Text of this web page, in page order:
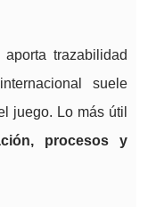
trazabilidad
suele
juego. Lo más útil
procesos y